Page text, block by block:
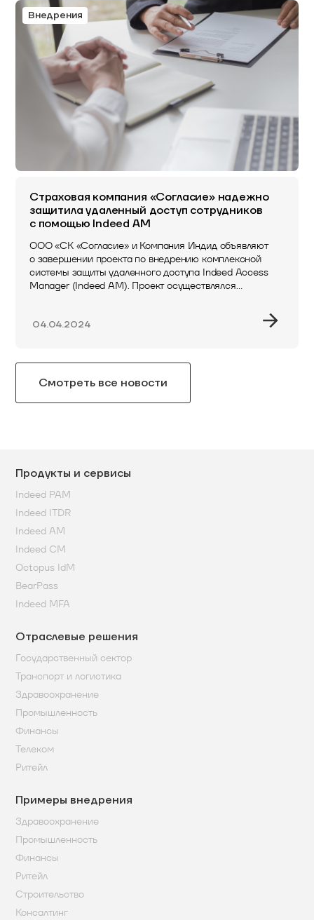
Внедрения
Страховая компания «Согласие» надежно
защитила удаленный доступ сотрудников
с помощью Indeed AM
ООО «СК «Согласие» и Компания Индид объявляют
о завершении проекта по внедрению комплексной
системы защиты удаленного доступа Indeed Access
Manager (Indeed AM). Проект осуществлялся
04.04.2024
Смотреть все новости
Продукты и сервисы
Indeed PAM
Indeed ITDR
Indeed AM
Indeed CM
Octopus IdM
BearPass
Indeed MFA
Отраслевые решения
Государственный сектор
Транспорт и логистика
Здравоохранение
Промышленность
Финансы
Телеком
Ритейл
Примеры внедрения
Здравоохранение
Промышленность
Финансы
Ритейл
Строительство
Консалтинг